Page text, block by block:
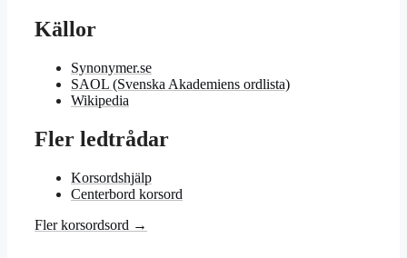
Källor
Synonymer.se
SAOL (Svenska Akademiens ordlista)
Wikipedia
Fler ledtrådar
Korsordshjälp
Centerbord korsord
Fler korsordsord →